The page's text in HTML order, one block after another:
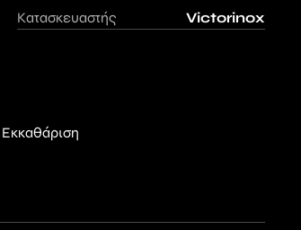
Κατασκευαστής Victorinox
Εκκαθάριση